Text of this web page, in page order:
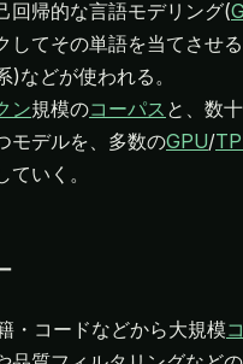
回帰的な言語モデリング(
してその単語を当てさせ
)などが使われる。
ン規模のコーパス と、数
モデルを、多数のGPU/
いく。
・コードなどから大規模